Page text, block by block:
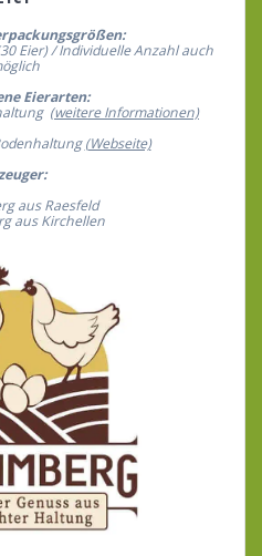
Eier)/ Individuelle Anzahl auch
Eierarten:
(weitere Informationen)
(Webseite)
aus Raesfeld
aus Kirchellen